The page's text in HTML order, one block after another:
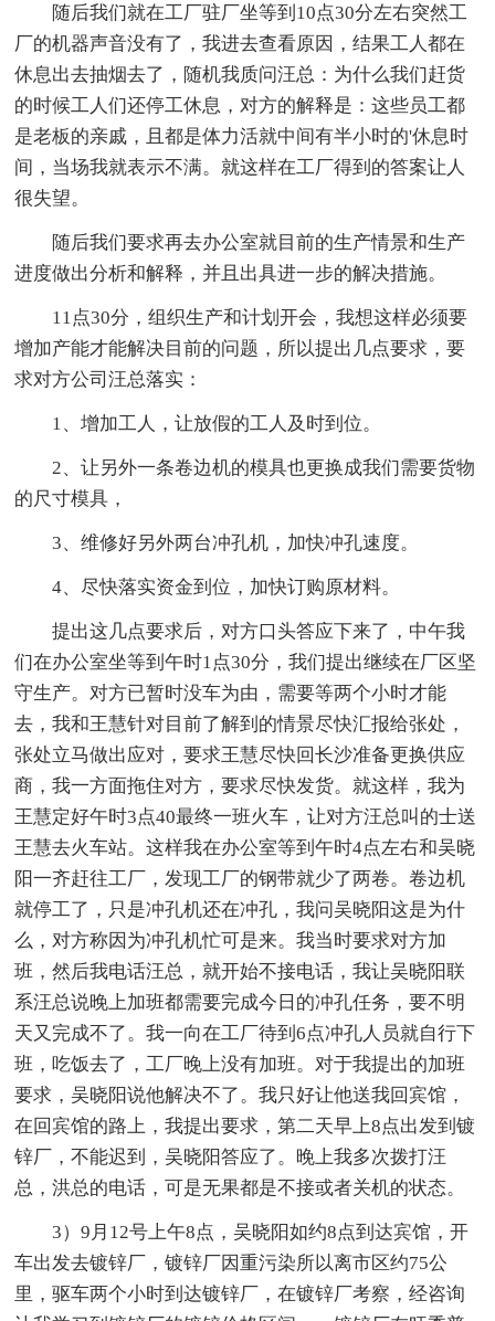
随后我们就在工厂驻厂坐等到10点30分左右突然工
厂的机器声音没有了，我进去查看原因，结果工人都在
休息出去抽烟去了，随机我质问汪总：为什么我们赶货
的时候工人们还停工休息，对方的解释是：这些员工都
是老板的亲戚，且都是体力活就中间有半小时的'休息时
间，当场我就表示不满。就这样在工厂得到的答案让人
很失望。
随后我们要求再去办公室就目前的生产情景和生产
进度做出分析和解释，并且出具进一步的解决措施。
11点30分，组织生产和计划开会，我想这样必须要
增加产能才能解决目前的问题，所以提出几点要求，要
求对方公司汪总落实：
1、增加工人，让放假的工人及时到位。
2、让另外一条卷边机的模具也更换成我们需要货物
的尺寸模具，
3、维修好另外两台冲孔机，加快冲孔速度。
4、尽快落实资金到位，加快订购原材料。
提出这几点要求后，对方口头答应下来了，中午我
们在办公室坐等到午时1点30分，我们提出继续在厂区坚
守生产。对方已暂时没车为由，需要等两个小时才能
去，我和王慧针对目前了解到的情景尽快汇报给张处，
张处立马做出应对，要求王慧尽快回长沙准备更换供应
商，我一方面拖住对方，要求尽快发货。就这样，我为
王慧定好午时3点40最终一班火车，让对方汪总叫的士送
王慧去火车站。这样我在办公室等到午时4点左右和吴晓
阳一齐赶往工厂，发现工厂的钢带就少了两卷。卷边机
就停工了，只是冲孔机还在冲孔，我问吴晓阳这是为什
么，对方称因为冲孔机忙可是来。我当时要求对方加
班，然后我电话汪总，就开始不接电话，我让吴晓阳联
系汪总说晚上加班都需要完成今日的冲孔任务，要不明
天又完成不了。我一向在工厂待到6点冲孔人员就自行下
班，吃饭去了，工厂晚上没有加班。对于我提出的加班
要求，吴晓阳说他解决不了。我只好让他送我回宾馆，
在回宾馆的路上，我提出要求，第二天早上8点出发到镀
锌厂，不能迟到，吴晓阳答应了。晚上我多次拨打汪
总，洪总的电话，可是无果都是不接或者关机的状态。
3）9月12号上午8点，吴晓阳如约8点到达宾馆，开
车出发去镀锌厂，镀锌厂因重污染所以离市区约75公
里，驱车两个小时到达镀锌厂，在镀锌厂考察，经咨询